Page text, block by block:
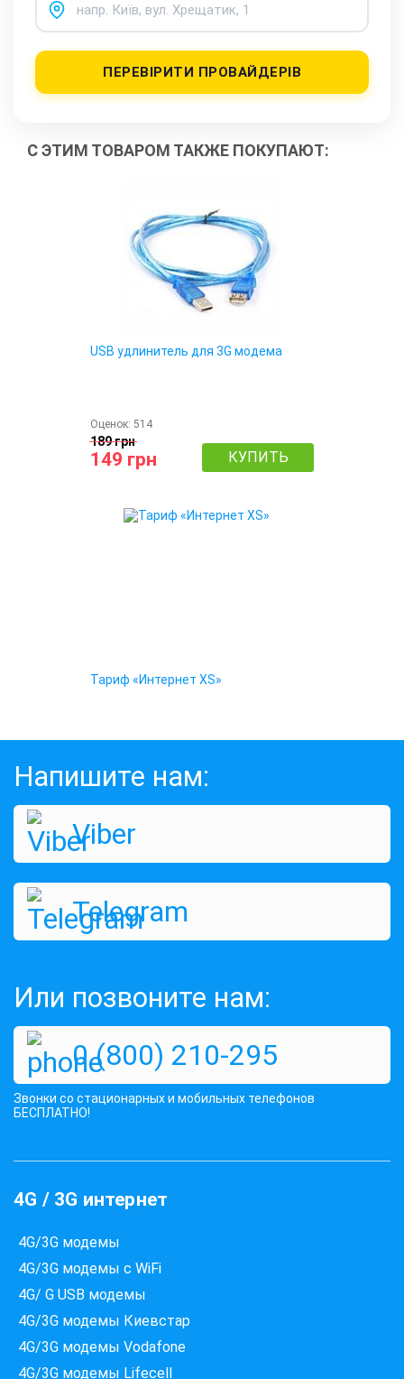
ПЕРЕВІРИТИ ПРОВАЙДЕРІВ
С ЭТИМ ТОВАРОМ ТАКЖЕ ПОКУПАЮТ:
USB удлинитель для 3G модема
Оценок: 514
189 грн
149 грн КУПИТЬ
Тариф «Интернет XS»
213 грн
Антенна для 3G модема HSDPA-
Напишите нам:
Viber
Telegram
Или позвоните нам:
0 (800) 210-295
Звонки со стационарных и мобильных телефонов
БЕСПЛАТНО!
4G / 3G интернет
4G/3G модемы
4G/3G модемы с WiFi
4G/ G USB модемы
4G/3G модемы Киевстар
4G/3G модемы Vodafone
4G/3G модемы Lifecell
Які провайдери працюють
за вашою адресою?
Перевірте доступність інтернету за 30 секунд
375+ провайдерів в базі
Введіть вашу адресу
Місто, вулиця та номер будинку